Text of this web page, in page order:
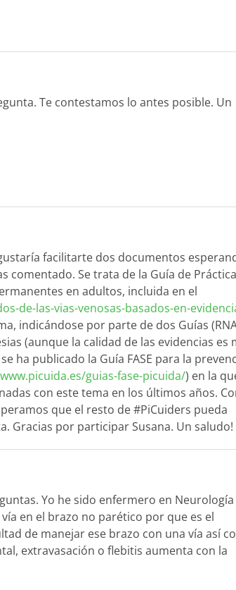
Te contestamos lo antes posible. Un
facilitarte dos documentos
comentado. Se trata de la Guía de Práctica
en adultos, incluida en el
de-las-vias-venosas-basados-en-
indicándose por parte de dos Guías
(aunque la calidad de las evidencias es
ha publicado la Guía FASE para la
guias-fase-picuida/) en la
con este tema en los últimos años.
que el resto de #PiCuiders pueda
Gracias por participar Susana. Un saludo!
Yo he sido enfermero en Neurología
en el brazo no parético por que es el
de manejar ese brazo con una vía así
extravasación o flebitis aumenta con la